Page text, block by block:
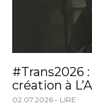
#Trans2026
création à
02.07.2026 LIRE